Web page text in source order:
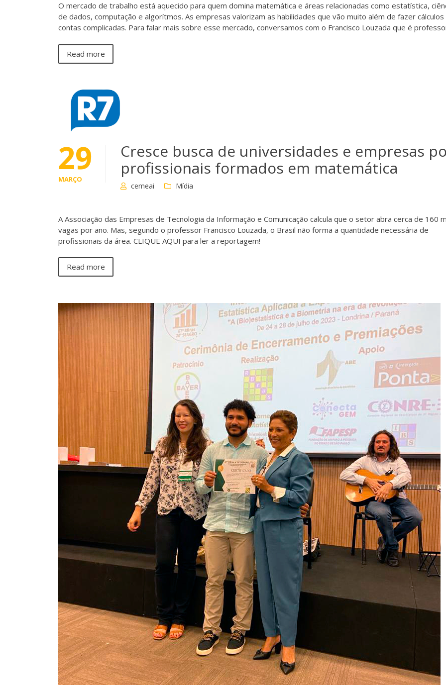
O mercado de trabalho está aquecido para quem domina matemática e áreas relacionadas como estatística,
de dados, computação e algorítmos. As empresas valorizam as habilidades que vão muito além de fazer cálculos
contas complicadas. Para falar mais sobre esse mercado, conversamos com o Francisco Louzada que é
Read more
29
MARÇO
Cresce busca de universidades e empresas
profissionais formados em matemática
cemeai Mídia
A Associação das Empresas de Tecnologia da Informação e Comunicação calcula que o setor abra cerca de 160
vagas por ano. Mas, segundo o professor Francisco Louzada, o Brasil não forma a quantidade necessária de
profissionais da área. CLIQUE AQUI para ler a reportagem!
Read more